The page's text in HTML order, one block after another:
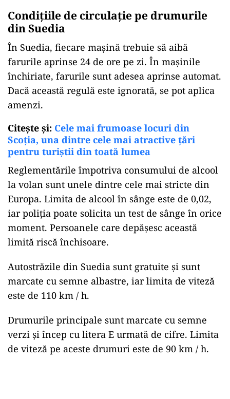
Condițiile de circulație pe drumurile
din Suedia
În Suedia, fiecare mașină trebuie să aibă
farurile aprinse 24 de ore pe zi. În mașinile
închiriate, farurile sunt adesea aprinse automat.
Dacă această regulă este ignorată, se pot aplica
amenzi.
Citește și: Cele mai frumoase locuri din
Scoția, una dintre cele mai atractive țări
pentru turiștii din toată lumea
Reglementările împotriva consumului de alcool
la volan sunt unele dintre cele mai stricte din
Europa. Limita de alcool în sânge este de 0,02,
iar poliția poate solicita un test de sânge în orice
moment. Persoanele care depășesc această
limită riscă închisoare.
Autostrăzile din Suedia sunt gratuite și sunt
marcate cu semne albastre, iar limita de viteză
este de 110 km / h.
Drumurile principale sunt marcate cu semne
verzi și încep cu litera E urmată de cifre. Limita
de viteză pe aceste drumuri este de 90 km / h.